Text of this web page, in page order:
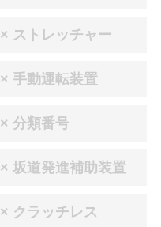
× ストレッチャー
× 手動運転装置
× 分類番号
× 坂道発進補助装置
× クラッチレス